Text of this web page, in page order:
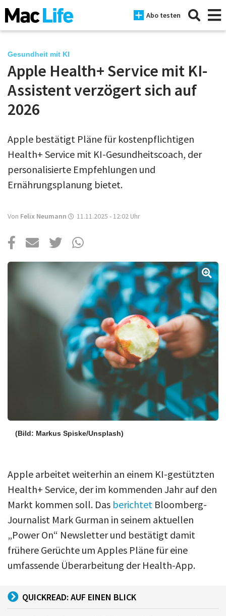
Abo testen
News
iPhone
iPad
Tests
Tipps
Podcast
Mac Life+
Anmelden
Gesundheit mit KI
Apple Health+ Service mit KI-
Assistent verzögert sich auf
2026
Apple bestätigt Pläne für kostenpflichtigen
Health+ Service mit KI-Gesundheitscoach, der
personalisierte Empfehlungen und
Ernährungsplanung bietet.
Von Felix Neumann 11.11.2025 - 12:02 Uhr
(Bild: Markus Spiske/Unsplash)
Apple arbeitet weiterhin an einem KI-gestützten
Health+ Service, der im kommenden Jahr auf den
Markt kommen soll. Das berichtet Bloomberg-
Journalist Mark Gurman in seinem aktuellen
„Power On“ Newsletter und bestätigt damit
frühere Gerüchte um Apples Pläne für eine
umfassende Überarbeitung der Health-App.
QUICKREAD: AUF EINEN BLICK